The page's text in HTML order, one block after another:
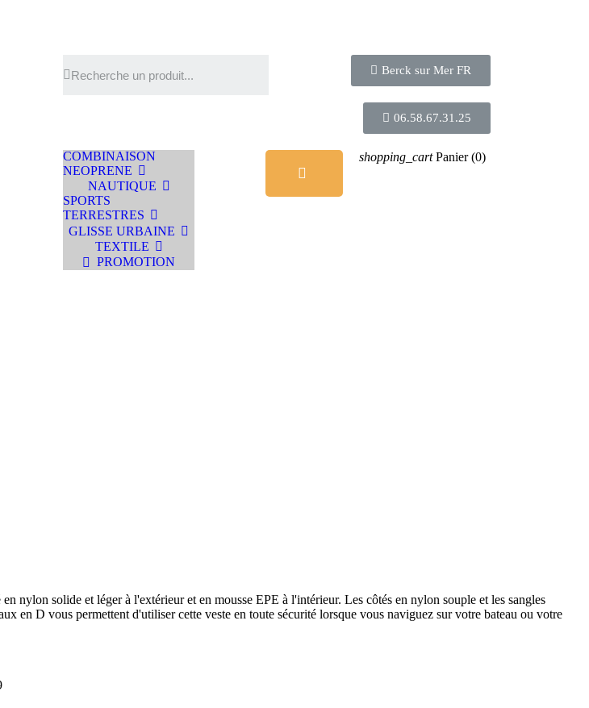
Berck sur Mer FR
06.58.67.31.25
COMBINAISON
NEOPRENE
NAUTIQUE
SPORTS
TERRESTRES
GLISSE URBAINE
TEXTILE
PROMOTION
shopping_cart Panier (0)
solide et léger à l'extérieur et en mousse EPE à l'intérieur. Les côtés en nylon souple et les sangles
en D vous permettent d'utiliser cette veste en toute sécurité lorsque vous naviguez sur votre bateau ou votre